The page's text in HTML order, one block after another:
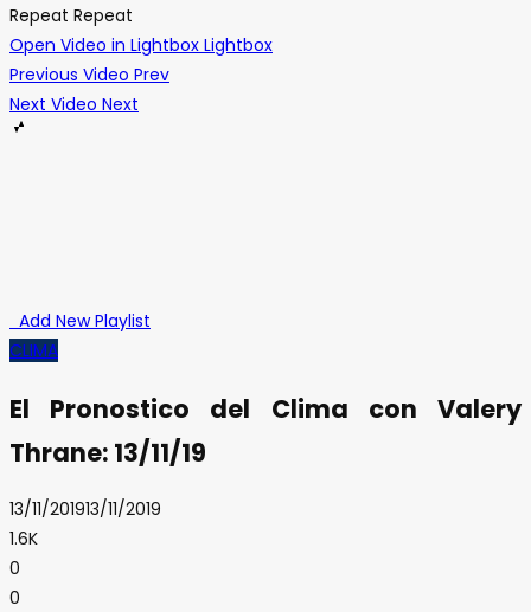
Repeat Repeat
Open Video in Lightbox Lightbox
Previous Video Prev
Next Video Next
Add New Playlist
CLIMA
El Pronostico del Clima con Valery
Thrane: 13/11/19
13/11/201913/11/2019
1.6K
0
0